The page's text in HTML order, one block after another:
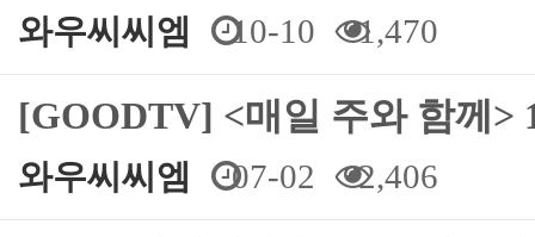
와우씨씨엠 10-10 1,470
[GOODTV] <매일 주와 함께
와우씨씨엠 07-02 2,406